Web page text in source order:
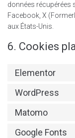
données récupérées
Facebook, X
aux États-Unis.
6. Cookies
Elementor
WordPress
Matomo
Google Fonts